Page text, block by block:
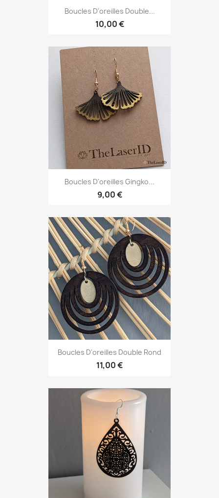
Boucles D'oreilles Double...
10,00 €
Boucles D'oreilles Gingko...
9,00 €
Boucles D'oreilles Double Rond
11,00 €